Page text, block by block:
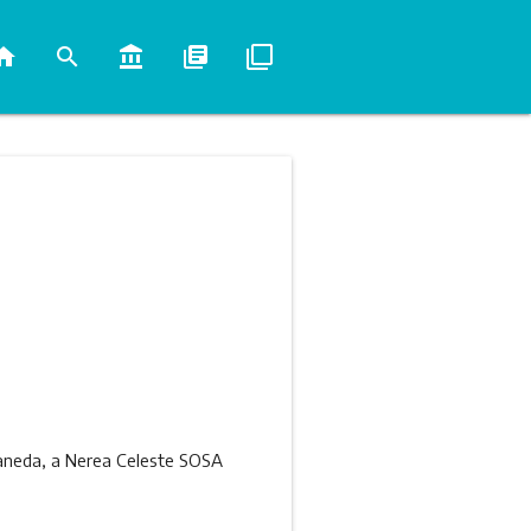
search account_balance library_books filter_none
a Nerea Celeste SOSA